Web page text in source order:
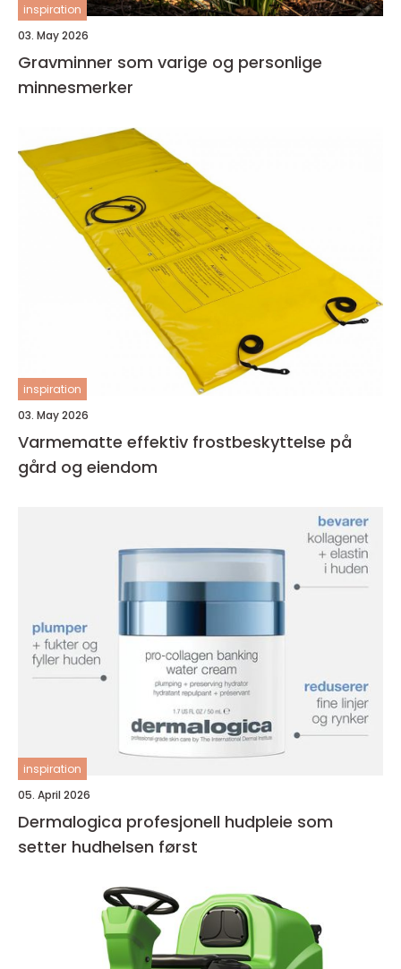
inspiration
03. May 2026
Gravminner som varige og personlige
minnesmerker
inspiration
03. May 2026
Varmematte effektiv frostbeskyttelse på
gård og eiendom
inspiration
05. April 2026
Dermalogica profesjonell hudpleie som
setter hudhelsen først